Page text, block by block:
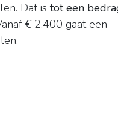
Dat is tot een
€ 2.400 gaat een